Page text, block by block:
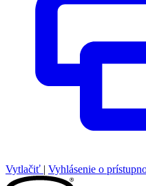
Vytlačiť | Vyhlásenie o